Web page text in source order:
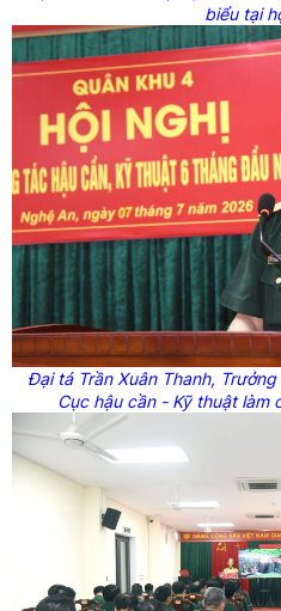
biểu tại
Đại tá Trần Xuân Thanh,
Cục hậu cần - Kỹ thuật làm